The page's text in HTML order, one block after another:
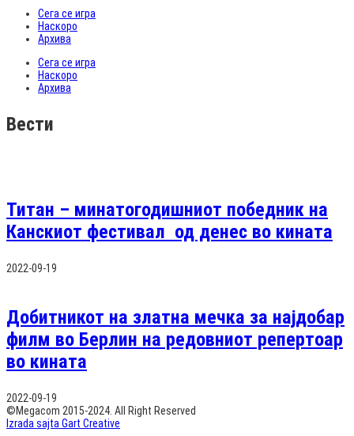
Сега се игра
Наскоро
Архива
Сега се игра
Наскоро
Архива
Вести
Титан – минатогодишниот победник на
Канскиот фестивал од денес во кината
2022-09-19
Добитникот на златна мечка за најдобар
филм во Берлин на редовниот репертоар
во кината
2022-09-19
©Megacom 2015-2024. All Right Reserved
Izrada sajta Gart Creative